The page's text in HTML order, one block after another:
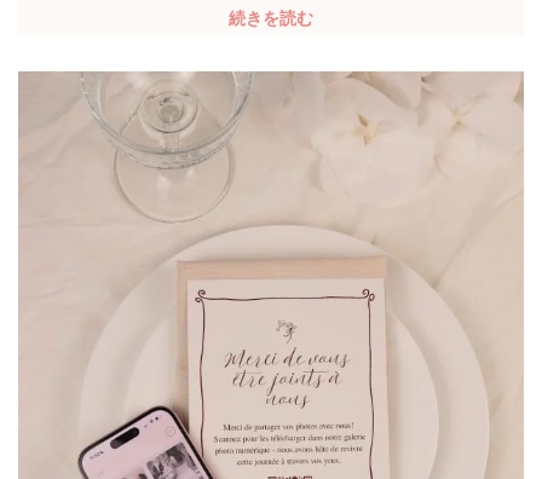
続きを読む